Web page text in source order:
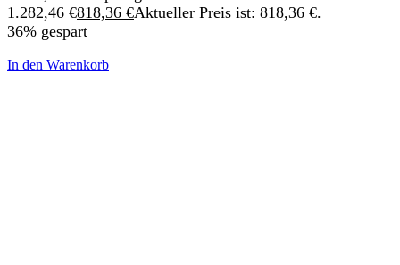
1.282,46 €818,36 €Aktueller Preis ist: 818,36 €.
36% gespart
In den Warenkorb